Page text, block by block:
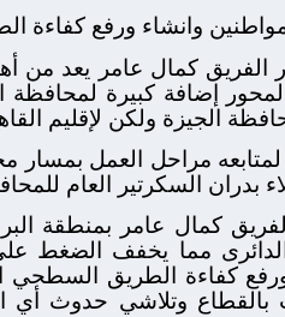
وانشاء ورفع
الفريق كمال عامر يعد من
إضافة كبيرة
الجيزة ولكن لإقليم
مراحل العمل بمسار
بدران السكرتير العام
كمال عامر بمنطقة
مما يخفف الضغط
كفاءة الطريق السطحي
وتلاشي حدوث أي